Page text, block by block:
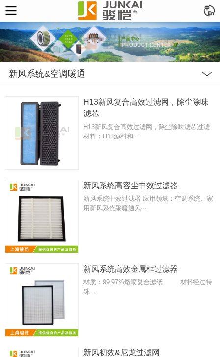
新风系统&空调暖通
H13新风复合高效过滤网，除尘除味
滤芯
H13新风复合高效过滤网，除尘除味滤芯过滤
材料：H13滤料和···
新风系统高容尘中效过滤器
新风系统中效过滤器 应用领域：空调系统、家
用新风系统采暖通风···
新风系统高效金属框过滤器
材质：99.97%熔喷复合滤纸 材料经过特
殊···
新风初效&尼龙过滤网